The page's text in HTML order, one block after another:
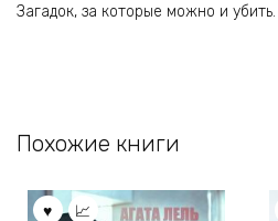
Загадок, за которые можно и убить.
Похожие книги